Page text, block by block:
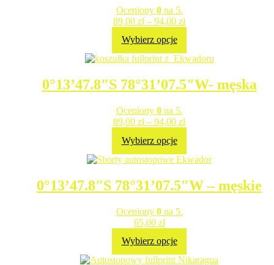
Oceniony 0na 5.
89,00 zł– 94,00 zł
Wybierz opcje
0°13’47.8″S 78°31’07.5″W- męska
Oceniony 0na 5.
89,00 zł– 94,00 zł
Wybierz opcje
0°13’47.8″S 78°31’07.5″W – męskie
Oceniony 0na 5.
65,00 zł
Wybierz opcje